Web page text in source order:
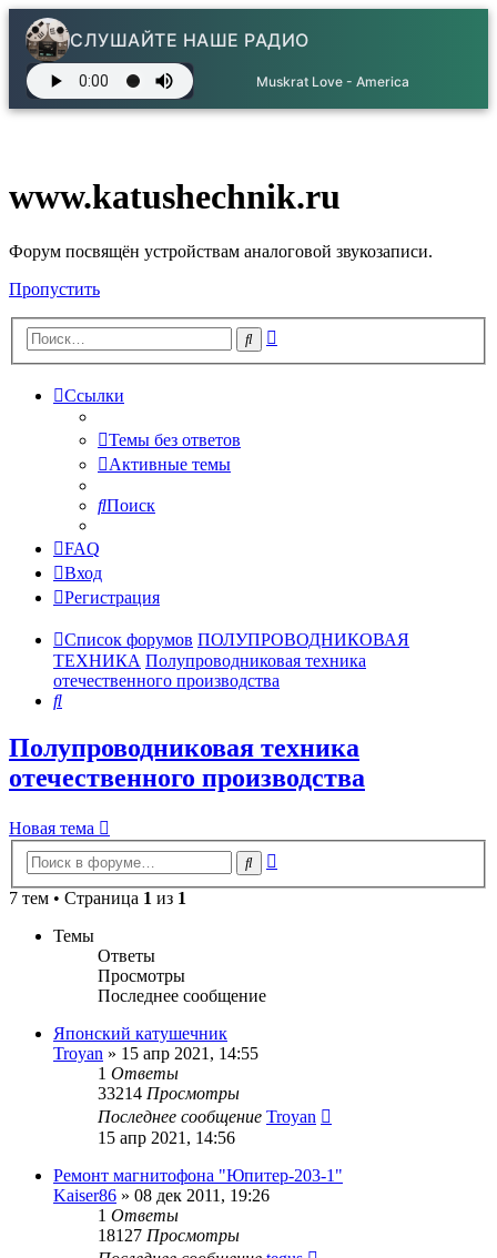
СЛУШАЙТЕ НАШЕ РАДИО
Muskrat Love - America
www.katushechnik.ru
Форум посвящён устройствам аналоговой звукозаписи.
Пропустить
Поиск
Ссылки
Темы без ответов
Активные темы
Поиск
FAQ
Вход
Регистрация
Список форумов ПОЛУПРОВОДНИКОВАЯ
ТЕХНИКА Полупроводниковая техника
отечественного производства
Поиск
Полупроводниковая техника
отечественного производства
Новая тема
Поиск
7 тем • Страница 1 из 1
Темы
Ответы
Просмотры
Последнее сообщение
Японский катушечник
Troyan » 15 апр 2021, 14:55
1 Ответы
33214 Просмотры
Последнее сообщение Troyan
15 апр 2021, 14:56
Ремонт магнитофона "Юпитер-203-1"
Kaiser86 » 08 дек 2011, 19:26
1 Ответы
18127 Просмотры